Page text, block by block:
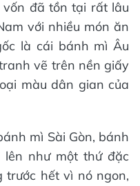
đã tồn tại rất lâu
với nhiều món ăn
là cái bánh mì Âu
vẽ trên nền giấy
màu dân gian của
mì Sài Gòn, bánh
lên như một thứ đặc
trước hết vì nó ngon,